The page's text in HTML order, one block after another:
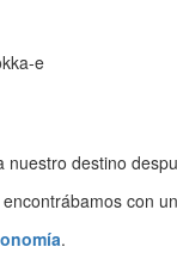
nuestro destino
con
.